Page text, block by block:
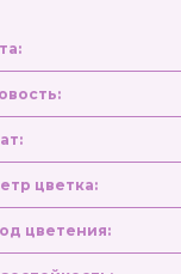
цветка:
цветения: